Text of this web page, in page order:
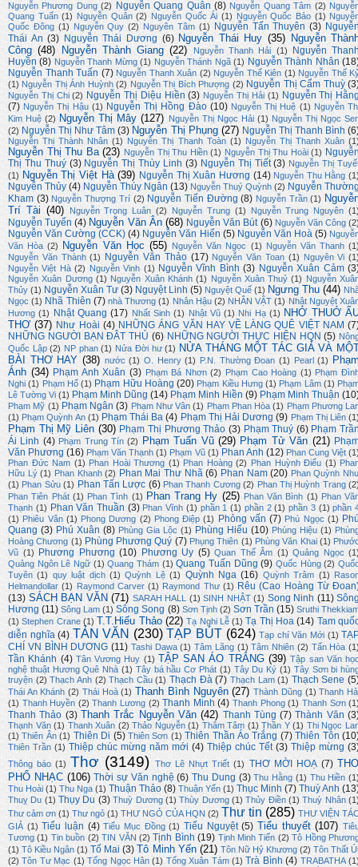
Nguyễn Phương Dung (2) Nguyễn Quang Quân (8) Nguyễn Quang Tâm (2)
Quang Tuấn (1) Nguyễn Quân (2) Nguyễn Quốc Ái (1) Nguyễn Quốc Bảo (1)
Quốc Đông (1) Nguyễn Quy (2) Nguyên Tâm (1) Nguyễn Tấn Thuyên (3)
Thái An (3) Nguyễn Thái Dương (6) Nguyễn Thái Huy (35)
Nguyễn
Công (48) Nguyễn Thành Giang (22) Nguyễn Thanh Hải (1)
Nguyễn
Huyền (8) Nguyễn Thanh Mừng (1) Nguyễn Thánh Ngã (1) Nguyễn Thành Nhân
Nguyễn Thanh Tuấn (7) Nguyễn Thanh Xuân (2) Nguyễn Thế Kiên (1) Nguyễn Thế
(1) Nguyễn Thị Ánh Huỳnh (2) Nguyễn Thị Bích Phượng (2) Nguyễn Thị Cẩm Thuỳ
Nguyễn Thị Chi (2) Nguyễn Thị Diệu Hiền (3) Nguyễn Thị Hải (1) Nguyễn Thị
(7) Nguyễn Thị Hậu (1) Nguyễn Thị Hồng Đào (10) Nguyễn Thị Huệ (1) Nguyễn
Kim Huệ (2) Nguyễn Thị Mây (127) Nguyễn Thị Ngọc Hải (1) Nguyễn Thị Ngọc
(2) Nguyễn Thị Như Tâm (3) Nguyễn Thị Phụng (27) Nguyễn Thị Thanh Bình
Nguyễn Thị Thành Nhân (1) Nguyễn Thị Thanh Toàn (1) Nguyễn Thị Thanh Xuân
Nguyễn Thị Thu Ba (23) Nguyễn Thị Thu Hiền (1) Nguyễn Thị Thu Hoài (1)
Thị Thu Thuý (3) Nguyễn Thị Thùy Linh (3) Nguyễn Thị Tiết (3) Nguyễn Thị
(1) Nguyễn Thị Việt Hà (39) Nguyễn Thị Xuân Hương (14) Nguyễn Thu Hằng
Nguyễn Thủy (4) Nguyễn Thúy Ngân (13) Nguyễn Thuý Quỳnh (2) Nguyễn
Kham (3) Nguyễn Thượng Trí (2) Nguyễn Tiến Đường (8) Nguyễn Trần (1)
Trí Tài (40) Nguyễn Trọng Luân (2) Nguyễn Trung (1) Nguyễn Trung Nguyên
Nguyễn Tuyển (4) Nguyễn Văn Ân (68) Nguyễn Văn Bút (6) Nguyễn Văn Công
Nguyễn Văn Cường (CCK) (4) Nguyễn Văn Hiến (5) Nguyễn Văn Hoà (5)
Văn Hòa (2) Nguyễn Văn Học (55) Nguyễn Văn Ngọc (1) Nguyễn Văn Thanh
Nguyễn Văn Thành (1) Nguyễn Văn Thảo (17) Nguyễn Văn Toan (1) Nguyên Vi
Nguyễn Việt Hà (2) Nguyễn Vinh (1) Nguyễn Vĩnh Bình (3) Nguyễn Xuân Cảm
Nguyễn Xuân Dương (1) Nguyễn Xuân Khánh (1) Nguyễn Xuân Thuỷ (1) Nguyễn
Thủy (1) Nguyễn Xuân Tư (3) Nguyệt Linh (5) Nguyệt Quế (1) Ngưng Thu (44)
Ngọc (1) Nhã Thiên (7) nhà Thương (1) Nhân Hậu (2) NHÂN VẬT (1) Nhật Nguyệt
Hương (1) Nhật Quang (17) Nhất Sinh (1) Nhật Vũ (1) Nhi Hạ (1) NHỚ THUỞ
THƠ (37) Như Hoài (4) NHỮNG ÁNG VĂN HAY VỀ LÀNG QUÊ VIỆT NAM
NHỮNG NGƯỜI BẠN ĐÂT THỦ (6) NHỮNG NGƯỜI THỰC HIỆN HQN (5)
Quốc Lập (2) NP phan (1) Nửa Đời hư (1) NỬA THÁNG MỘT TÁC GIẢ VÀ
BÀI THƠ HAY (38) nước (1) O. Henry (1) P.N. Thường Đoan (1) Pearl (1)
Ánh (34) Phạm Anh Xuân (3) Phạm Bá Nhơn (2) Phạm Cao Hoàng (1) Phạm
Nghi (1) Phạm Hổ (1) Phạm Hữu Hoàng (20) Phạm Kiều Hưng (1) Phạm Lâm (1)
Lê Tường Vi (1) Phạm Minh Dũng (14) Phạm Minh Hiền (9) Phạm Minh Thuận
Phạm Mỹ (1) Phạm Ngân (3) Phạm Như Vân (1) Phạm Phan Hòa (1) Phạm Phương
(1) Phạm Quỳnh An (1) Phạm Thái Ba (4) Phạm Thị Hải Dương (9) Phạm Thị Liên
Phạm Thị Mỹ Liên (30) Phạm Thị Phương Thảo (3) Phạm Thuý (6) Phạm
Ái Linh (4) Phạm Trung Tín (2) Phạm Tuấn Vũ (29) Phạm Tử Văn (21)
Văn Phương (16) Phạm Văn Thạnh (1) Phạm Vũ (1) Phan Anh (12) Phan Cung Việt
Phan Đức Nam (1) Phan Hoài Thương (1) Phan Hoàng (2) Phan Huỳnh Điểu (1)
Hữu Lý (1) Phan Khanh (2) Phan Mai Thư Nhã (6) Phan Nam (20) Phan Quỳnh
(1) Phan Sửu (1) Phan Tấn Lược (6) Phan Thanh Cương (2) Phan Thị Huỳnh Trang
Phan Tiên Phát (1) Phan Tình (1) Phan Trang Hy (25) Phan Văn Bình (1) Phan
Thạnh (1) Phan Văn Thuần (3) Phan Vĩnh (1) phần 1 (1) phần 2 (1) phần 3 (1) phần
(1) Phiêu Vân (1) Phong Dương (2) Phong Điệp (1) Phỏng vấn (7) Phú Ngọc (1)
Quang (3) Phú Xuân (8) Phùng Gia Lộc (1) Phùng Hiếu (10) Phùng Hiệu (1)
Hoàng Chương (1) Phùng Phương Quý (7) Phụng Thiên (1) Phùng Văn Khai (1)
Vũ (1) Phương Phương (10) Phương Uy (5) Quan Thế Âm (1) Quảng Ngọc
Quảng Ngôn Lê Ngữ (1) Quang Thám (1) Quang Tuấn Dũng (9) Quốc Hùng (2)
Tuyên (1) quy luật dịch (1) Quỳnh Lệ (1) Quỳnh Nga (16) Quỳnh Trâm (1)
Helmandollar (1) Raymond Carver (1) Raymond Thư (1) Rêu (Cao Hoàng Từ
(13) SÁCH BẠN VĂN (71) SARAH HALL (1) SINH NHẬT (1) Song Ninh (11)
Hương (11) Sông Lam (1) Sông Song (8) Sơn Tịnh (2) Sơn Trần (15) Sruthi
(1) Stephen Crane (1) T.T.Hiếu Thảo (22) Tạ Nghi Lễ (1) Tạ Thị Hoa (14) Tam
diễn nghĩa (4) TẢN VĂN (230) TẠP BÚT (624) Tạp chí Văn Mới (1)
CHÍ VN BÌNH DƯƠNG (11) Tashi Dawa (1) Tâm Lãng (1) Tâm Nhiên (2) Tấn Hòa
Tần Khánh (4) Tân Vương Huy (1) TẬP SAN ÁO TRẮNG (39) Tập san Văn
nghệ thuật Hương Quê Nhà (1) Tây bá hầu Cơ Phát (1) Tây Du Ký (1) Tây Sơn bi
truyện (2) Thạch Anh (2) Thạch Cầu (1) Thạch Đà (7) Thạch Lam (1) Thạch Sene
Thái An Khánh (2) Thái Hoà (1) Thanh Bình Nguyên (27) Thành Dũng (1) Thanh
(1) Thanh Huyền (2) Thanh Lương (2) Thanh Minh (4) Thanh Phong (1) Thanh Sơn
Thanh Thảo (3) Thanh Trắc Nguyễn Văn (42) Thanh Tùng (7) Thành Văn
Thạnh Văn (1) Thanh Xuân (2) Thảo Nguyễn (1) Thâm Tâm (1) Thần Y (1) Thi Ngọc
(1) Thiên Ân (1) Thiên Di (5) Thiên Sơn (1) Thiên Thần Áo Trắng (7) Thiên Tôn
Thiên Trần (1) Thiệp chúc mừng năm mới (4) Thiệp chúc Tết (3) Thiệp mừng
Thông báo (1) Thơ (3149) Thơ Lê Nhựt Triết (1) THƠ MỜI HOẠ (7)
PHỔ NHẠC (106) Thời sự Văn nghệ (6) Thu Dung (3) Thu Hằng (1) Thu Hiền
Thu Hoài (1) Thu Nga (1) Thuận Thảo (8) Thuận Yến (1) Thục Minh (7) Thuỳ Anh
Thuỵ Du (1) Thụy Du (3) Thuỳ Dương (1) Thùy Dương (1) Thủy Điền (1) Thuỳ Nhân
Thư cảm ơn (1) Thư ngỏ (1) THƯ NGỎ CỦA HQN (2) Thư tin (285) THƯ VIỆN
GIẢ (1) Tiểu luận (4) Tiểu Mục Đồng (1) Tiểu Nguyệt (5) Tiểu thuyết (107)
Tương (1) Tin buồn (2) TIN VĂN (2) Tịnh Bình (19) Tịnh Minh Tiến (2) Tô Hồng
(1) Tô Kiều Ngân (1) Tố Mai (3) Tô Minh Yến (21) Tôn Nữ Hỷ Khương (2) Tôn Thất
(2) Tôn Tư Mạc (1) Tống Ngọc Hân (1) Tống Xuân Tám (1) Trà Bình (4) TRABATHA